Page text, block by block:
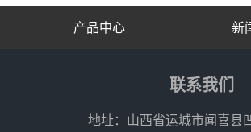
产品中心 新
联系我们
地址：山西省运城市闻喜县